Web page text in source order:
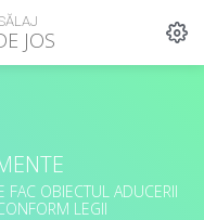
JOS
FAC OBIECTUL ADUCERII
LEGII